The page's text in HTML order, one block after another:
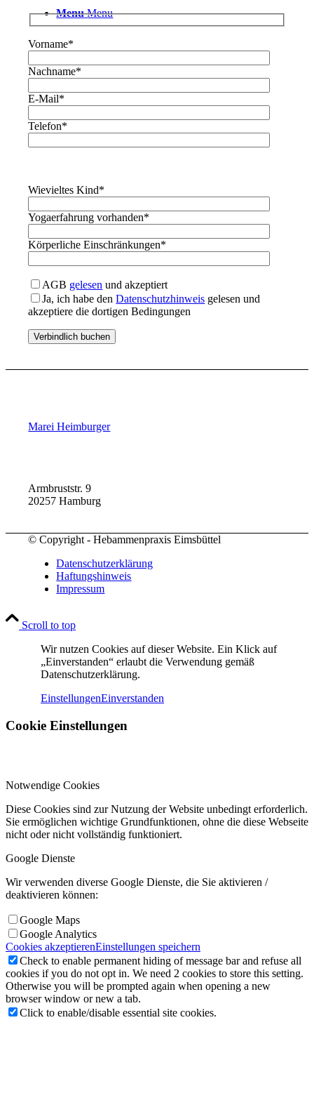
Menu Menu
Vorname*
Nachname*
E-Mail*
Telefon*
Wievieltes Kind*
Yogaerfahrung vorhanden*
Körperliche Einschränkungen*
AGB gelesen und akzeptiert
Ja, ich habe denDatenschutzhinweis gelesen und
akzeptiere die dortigen Bedingungen
Marei Heimburger
Armbruststr. 9
20257 Hamburg
© Copyright - Hebammenpraxis Eimsbüttel
Datenschutzerklärung
Haftungshinweis
Impressum
Scroll to top
Wir nutzen Cookies auf dieser Website. Ein Klick auf
„Einverstanden“ erlaubt die Verwendung gemäß
Datenschutzerklärung.
EinstellungenEinverstanden
Cookie Einstellungen
Notwendige Cookies
Diese Cookies sind zur Nutzung der Website unbedingt erforderlich.
Sie ermöglichen wichtige Grundfunktionen, ohne die diese Webseite
nicht oder nicht vollständig funktioniert.
Google Dienste
Wir verwenden diverse Google Dienste, die Sie aktivieren /
deaktivieren können:
Google Maps
Google Analytics
Cookies akzeptierenEinstellungen speichern
Check to enable permanent hiding of message bar and refuse all
cookies if you do not opt in. We need 2 cookies to store this setting.
Otherwise you will be prompted again when opening a new
browser window or new a tab.
Click to enable/disable essential site cookies.